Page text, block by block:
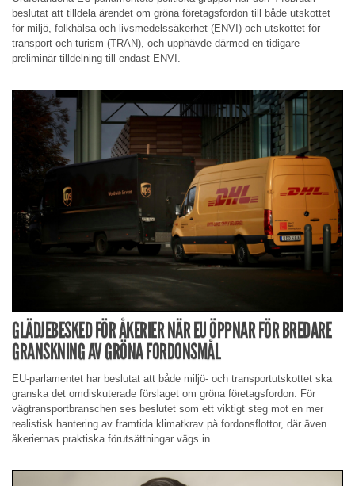
beslutat att tilldela ärendet om gröna företagsfordon till både utskottet
för miljö, folkhälsa och livsmedelssäkerhet (ENVI) och utskottet för
transport och turism (TRAN), och upphävde därmed en tidigare
preliminär tilldelning till endast ENVI.
GLÄDJEBESKED FÖR ÅKERIER NÄR EU ÖPPNAR FÖR BREDARE
GRANSKNING AV GRÖNA FORDONSMÅL
EU-parlamentet har beslutat att både miljö- och transportutskottet ska
granska det omdiskuterade förslaget om gröna företagsfordon. För
vägtransportbranschen ses beslutet som ett viktigt steg mot en mer
realistisk hantering av framtida klimatkrav på fordonsflottor, där även
åkeriernas praktiska förutsättningar vägs in.